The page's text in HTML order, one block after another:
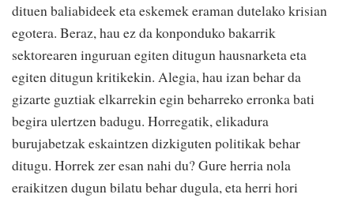
dituen baliabideek eta eskemek eraman dutelako krisian
egotera. Beraz, hau ez da konponduko bakarrik
sektorearen inguruan egiten ditugun hausnarketa eta
egiten ditugun kritikekin. Alegia, hau izan behar da
gizarte guztiak elkarrekin egin beharreko erronka bati
begira ulertzen badugu. Horregatik, elikadura
burujabetzak eskaintzen dizkiguten politikak behar
ditugu. Horrek zer esan nahi du? Gure herria nola
eraikitzen dugun bilatu behar dugula, eta herri hori